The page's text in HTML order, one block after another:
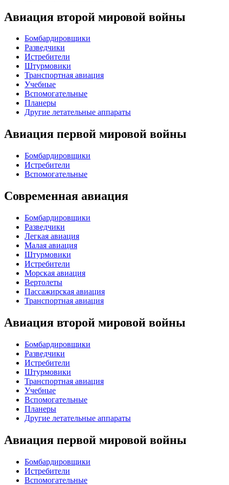
Авиация второй мировой войны
Бомбардировщики
Разведчики
Истребители
Штурмовики
Транспортная авиация
Учебные
Вспомогательные
Планеры
Другие летательные аппараты
Авиация первой мировой войны
Бомбардировщики
Истребители
Вспомогательные
Современная авиация
Бомбардировщики
Разведчики
Легкая авиация
Малая авиация
Штурмовики
Истребители
Морская авиация
Вертолеты
Пассажирская авиация
Транспортная авиация
Авиация второй мировой войны
Бомбардировщики
Разведчики
Истребители
Штурмовики
Транспортная авиация
Учебные
Вспомогательные
Планеры
Другие летательные аппараты
Авиация первой мировой войны
Бомбардировщики
Истребители
Вспомогательные